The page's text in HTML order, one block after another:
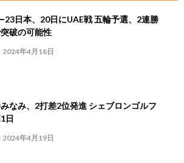
日本、20日にUAE戦 五輪予選、2連勝
破の可能性
2024年4月18日
なみ、2打差2位発進 シェブロンゴルフ
日
2024年4月19日